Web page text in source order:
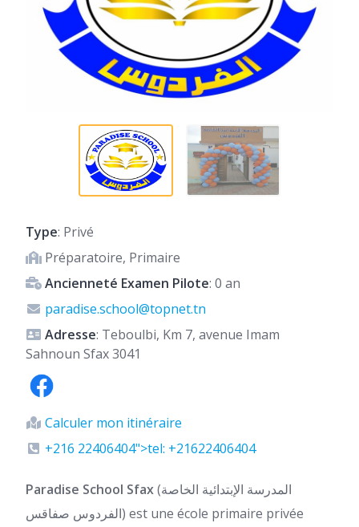
Type: Privé
Préparatoire, Primaire
Ancienneté Examen Pilote: 0 an
paradise.school@topnet.tn
Adresse: Teboulbi, Km 7, avenue Imam
Sahnoun Sfax 3041
Calculer mon itinéraire
+216 22406404">tel: +21622406404
Paradise School Sfax(المدرسة الإبتدائية الخاصة
الفردوس صفاقس) est une école primaire privée